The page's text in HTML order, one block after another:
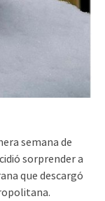
semana de
sorprender a
que descargó